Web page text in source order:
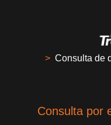
> Consulta de
Consulta por